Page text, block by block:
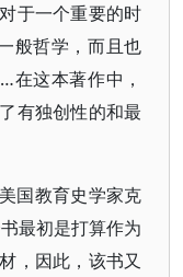
于一个重要的时
般哲学，而且也
这本著作中，
有独创性的和最
国教育史学家克
最初是打算作为
，因此，该书又